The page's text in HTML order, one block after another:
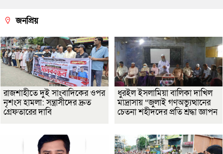
জনপ্রিয়
রাজশাহীতে দুই সাংবাদিকের ওপর
নৃশংস হামলা: সন্ত্রাসীদের দ্রুত
গ্রেফতারের দাবি
ধুরইল ইসলামিয়া বালিকা দাখিল
মাদ্রাসায় “জুলাই গণঅভ্যুত্থানের
চেতনা শহীদদের প্রতি শ্রদ্ধা জ্ঞাপন